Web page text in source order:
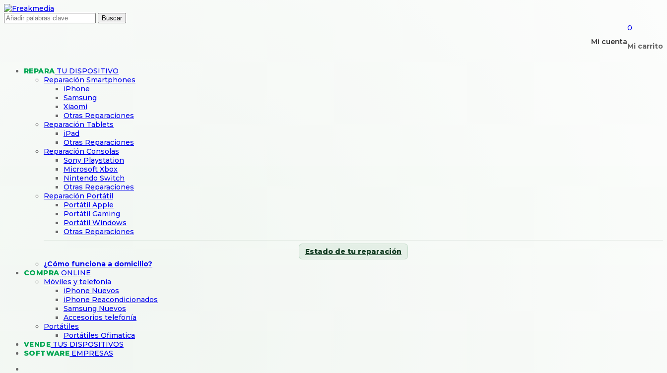
Buscar
Mi cuenta
0
Mi carrito
REPARA TU DISPOSITIVO
Reparación Smartphones
iPhone
Samsung
Xiaomi
Otras Reparaciones
Reparación Tablets
iPad
Otras Reparaciones
Reparación Consolas
Sony Playstation
Microsoft Xbox
Nintendo Switch
Otras Reparaciones
Reparación Portátil
Portátil Apple
Portátil Gaming
Portátil Windows
Otras Reparaciones
Estado de tu reparación
¿Cómo funciona a domicilio?
COMPRA ONLINE
Móviles y telefonía
iPhone Nuevos
iPhone Reacondicionados
Samsung Nuevos
Accesorios telefonía
Portátiles
Portátiles Ofimatica
VENDE TUS DISPOSITIVOS
SOFTWARE EMPRESAS